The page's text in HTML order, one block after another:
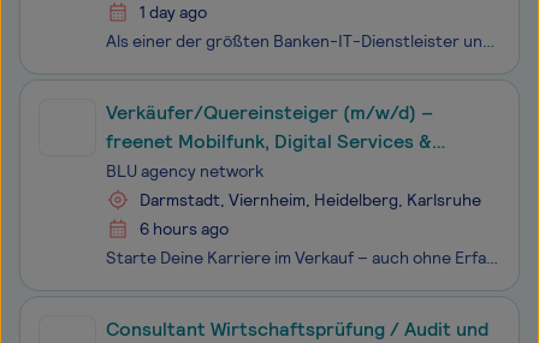
1 day ago
Als einer der größten Banken-IT-Dienstleister und Digitalisierungspartner Europas sind wir der Treiber der Digitalisierung innerhalb der Sparkassen-Finanzgruppe. Mit über 5.000 Mitarbeitenden an 3 Standorten machen wir digitales Banking von heute leistungsfähig und entwickeln smarte Finanz-Services
Verkäufer/Quereinsteiger (m/w/d) –
freenet Mobilfunk, Digital Services &
Smartphones
BLU agency network
Darmstadt, Viernheim, Heidelberg, Karlsruhe
6 hours ago
Starte Deine Karriere im Verkauf – auch ohne Erfahrung! Du suchst einen krisenfesten Job mit Zukunft, willst gutes Geld verdienen und in einem starken Team durchstarten? Dann bist du bei uns genau richtig! Für unseren Kunden freenet, der größten netzunabhängige Anbieter im Bereich Mobilfunk und Di
Consultant Wirtschaftsprüfung / Audit und